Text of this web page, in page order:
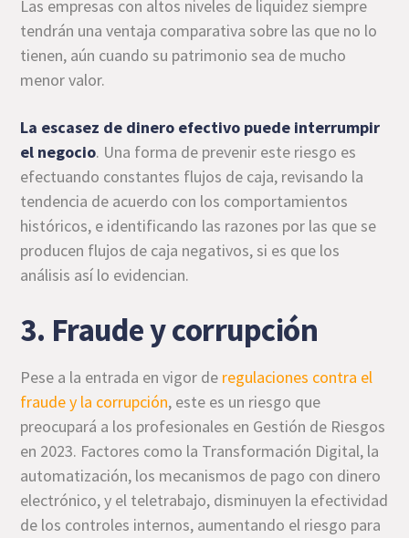
Las empresas con altos niveles de liquidez siempre
tendrán una ventaja comparativa sobre las que no lo
tienen, aún cuando su patrimonio sea de mucho
menor valor.
La escasez de dinero efectivo puede interrumpir
el negocio. Una forma de prevenir este riesgo es
efectuando constantes flujos de caja, revisando la
tendencia de acuerdo con los comportamientos
históricos, e identificando las razones por las que se
producen flujos de caja negativos, si es que los
análisis así lo evidencian.
3. Fraude y corrupción
Pese a la entrada en vigor de regulaciones contra el
fraude y la corrupción, este es un riesgo que
preocupará a los profesionales en Gestión de Riesgos
en 2023. Factores como la Transformación Digital, la
automatización, los mecanismos de pago con dinero
electrónico, y el teletrabajo, disminuyen la efectividad
de los controles internos, aumentando el riesgo para